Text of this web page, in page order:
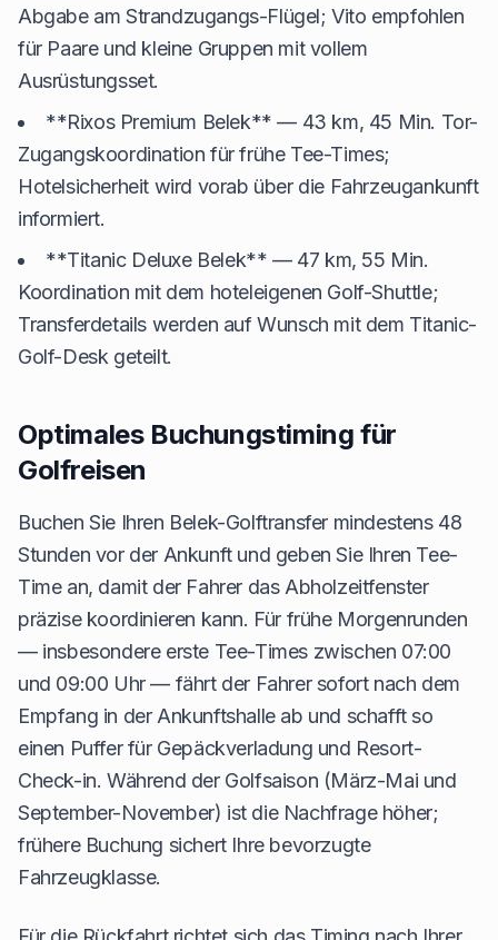
Abgabe am Strandzugangs-Flügel; Vito empfohlen
für Paare und kleine Gruppen mit vollem
Ausrüstungsset.
**Rixos Premium Belek** — 43 km, 45 Min. Tor-
Zugangskoordination für frühe Tee-Times;
Hotelsicherheit wird vorab über die Fahrzeugankunft
informiert.
**Titanic Deluxe Belek** — 47 km, 55 Min.
Koordination mit dem hoteleigenen Golf-Shuttle;
Transferdetails werden auf Wunsch mit dem Titanic-
Golf-Desk geteilt.
Optimales Buchungstiming für
Golfreisen
Buchen Sie Ihren Belek-Golftransfer mindestens 48
Stunden vor der Ankunft und geben Sie Ihren Tee-
Time an, damit der Fahrer das Abholzeitfenster
präzise koordinieren kann. Für frühe Morgenrunden
— insbesondere erste Tee-Times zwischen 07:00
und 09:00 Uhr — fährt der Fahrer sofort nach dem
Empfang in der Ankunftshalle ab und schafft so
einen Puffer für Gepäckverladung und Resort-
Check-in. Während der Golfsaison (März-Mai und
September-November) ist die Nachfrage höher;
frühere Buchung sichert Ihre bevorzugte
Fahrzeugklasse.